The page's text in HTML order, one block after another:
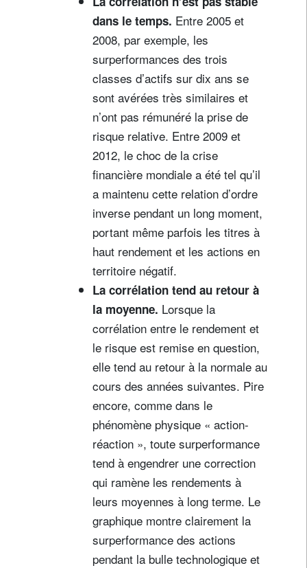
dans le temps. Entre 2005 et
2008, par exemple, les
surperformances des trois
classes d’actifs sur dix ans se
sont avérées très similaires et
n’ont pas rémunéré la prise de
risque relative. Entre 2009 et
2012, le choc de la crise
financière mondiale a été tel qu’il
a maintenu cette relation d’ordre
inverse pendant un long moment,
portant même parfois les titres à
haut rendement et les actions en
territoire négatif.
La corrélation tend au retour à
la moyenne. Lorsque la
corrélation entre le rendement et
le risque est remise en question,
elle tend au retour à la normale au
cours des années suivantes. Pire
encore, comme dans le
phénomène physique « action-
réaction », toute surperformance
tend à engendrer une correction
qui ramène les rendements à
leurs moyennes à long terme. Le
graphique montre clairement la
surperformance des actions
pendant la bulle technologique et